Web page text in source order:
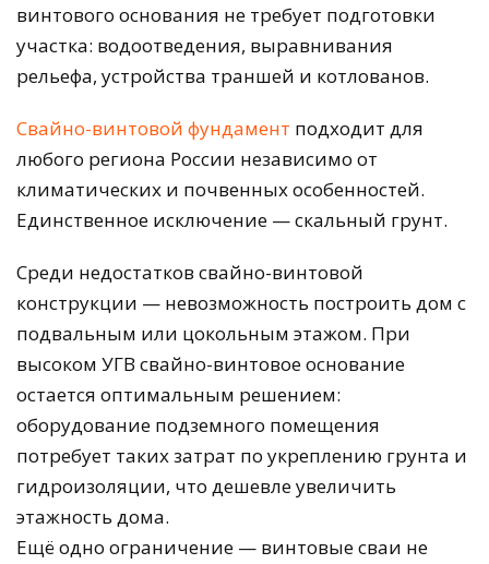
винтового основания не требует подготовки
участка: водоотведения, выравнивания
рельефа, устройства траншей и котлованов.
Свайно-винтовой фундамент подходит для
любого региона России независимо от
климатических и почвенных особенностей.
Единственное исключение — скальный грунт.
Среди недостатков свайно-винтовой
конструкции — невозможность построить дом с
подвальным или цокольным этажом. При
высоком УГВ свайно-винтовое основание
остается оптимальным решением:
оборудование подземного помещения
потребует таких затрат по укреплению грунта и
гидроизоляции, что дешевле увеличить
этажность дома.
Ещё одно ограничение — винтовые сваи не